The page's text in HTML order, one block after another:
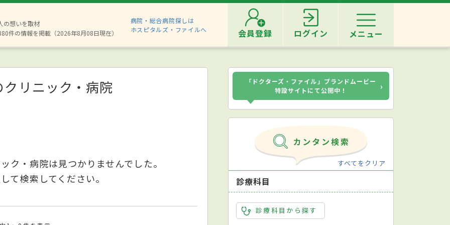
の想いを取材
件の情報を掲載（2026年8月08日現在）
病院・総合病院探しは
ホスピタルズ・ファイルへ
会員登録 ログイン メニュー
クリニック・病院
ク・病院は見つかりませんでした。
て検索してください。
「ドクターズ・ファイル」ブランドムービー
特設サイトにて公開中！
›
すべてをクリア
診療科目
診療科目から探す